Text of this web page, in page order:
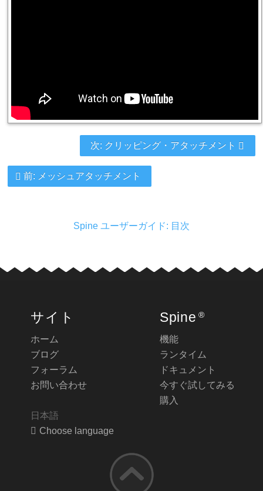
次: クリッピング・アタッチメント
前: メッシュアタッチメント
Spine ユーザーガイド: 目次
サイト
ホーム
ブログ
フォーラム
お問い合わせ
日本語
Choose language
Spine ®
機能
ランタイム
ドキュメント
今すぐ試してみる
購入